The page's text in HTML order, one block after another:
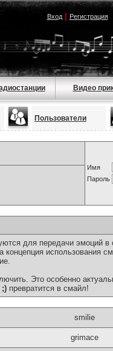
Вход| Регистрация
Видео
Пользователи
Имя
Пароль
для передачи эмоций
концепция использования
Это особенно
;) превратится в смайл!
smilie
grimace